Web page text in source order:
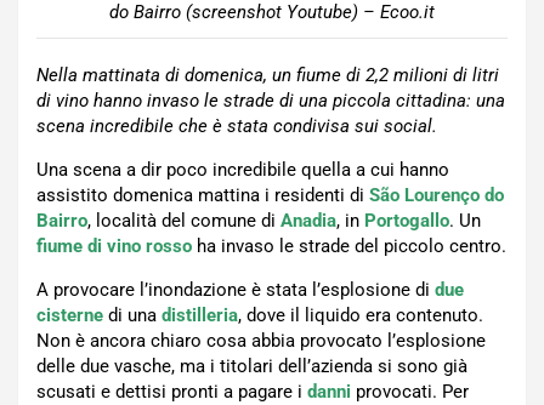
do Bairro (screenshot Youtube) – Ecoo.it
Nella mattinata di domenica, un fiume di 2,2 milioni di litri
di vino hanno invaso le strade di una piccola cittadina: una
scena incredibile che è stata condivisa sui social.
Una scena a dir poco incredibile quella a cui hanno
assistito domenica mattina i residenti di São Lourenço do
Bairro, località del comune di Anadia, in Portogallo. Un
fiume di vino rosso ha invaso le strade del piccolo centro.
A provocare l’inondazione è stata l’esplosione di due
cisterne di una distilleria, dove il liquido era contenuto.
Non è ancora chiaro cosa abbia provocato l’esplosione
delle due vasche, ma i titolari dell’azienda si sono già
scusati e dettisi pronti a pagare i danni provocati. Per